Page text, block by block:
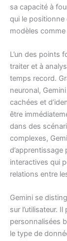
sa capacité à
qui le positionne
modèles
L’un des points
traiter et à
temps record.
neuronal,
cachées et
être
dans des
complexes,
interactives qui
relations entre
Gemini se
sur l’utilisateur.
personnalisées
le type de